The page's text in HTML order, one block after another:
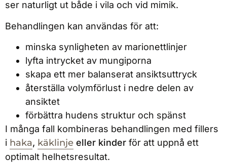
ser naturligt ut både i vila och vid mimik.
Behandlingen kan användas för att:
minska synligheten av marionettlinjer
lyfta intrycket av mungiporna
skapa ett mer balanserat ansiktsuttryck
återställa volymförlust i nedre delen av
ansiktet
förbättra hudens struktur och spänst
I många fall kombineras behandlingen med fillers
i haka, käklinje eller kinder för att uppnå ett
optimalt helhetsresultat.